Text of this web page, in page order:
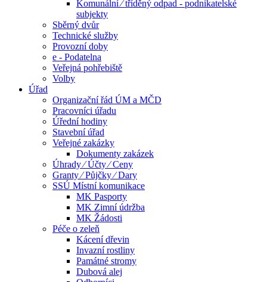
Komunální ⁄ tříděný odpad - podnikatelské
subjekty
Sběrný dvůr
Technické služby
Provozní doby
e - Podatelna
Veřejná pohřebiště
Volby
Úřad
Organizační řád ÚM a MČD
Pracovníci úřadu
Úřední hodiny
Stavební úřad
Veřejné zakázky
Dokumenty zakázek
Úhrady ⁄ Účty ⁄ Ceny
Granty ⁄ Půjčky ⁄ Dary
SSÚ Místní komunikace
MK Pasporty
MK Zimní údržba
MK Žádosti
Péče o zeleň
Kácení dřevin
Invazní rostliny
Památné stromy
Dubová alej